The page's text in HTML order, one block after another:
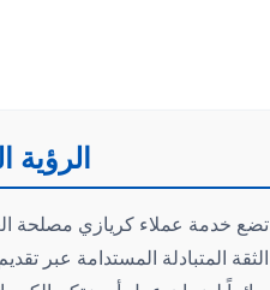
الرؤية
تضع خدمة عملاء كريازي مصلحة
الثقة المتبادلة المستدامة عبر